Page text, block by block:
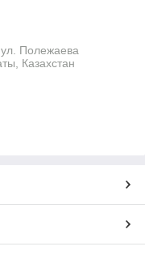
ул. Полежаева
Казахстан